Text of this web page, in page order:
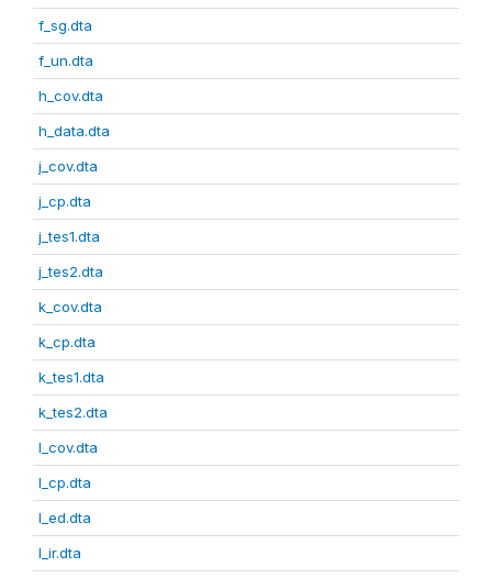
f_sg.dta
f_un.dta
h_cov.dta
h_data.dta
j_cov.dta
j_cp.dta
j_tes1.dta
j_tes2.dta
k_cov.dta
k_cp.dta
k_tes1.dta
k_tes2.dta
l_cov.dta
l_cp.dta
l_ed.dta
l_ir.dta